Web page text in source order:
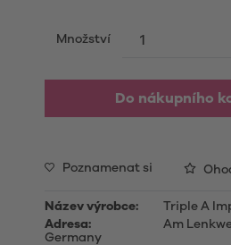
Množství
Do nákupního
Poznamenat si
Název výrobce:
Triple A
Adresa:
Am
Germany